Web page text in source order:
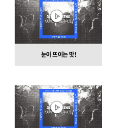
눈이 뜨이는 맛!